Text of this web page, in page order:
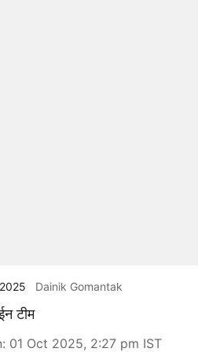
Dainik Gomantak
टीम
: 01 Oct 2025, 2:27 pm IST